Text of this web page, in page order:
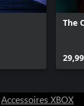
The
Accessoires XBOX